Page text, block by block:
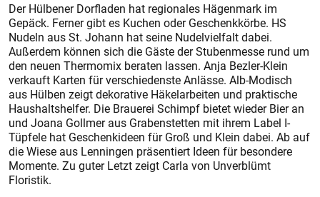
Der Hülbener Dorfladen hat regionales Hägenmark im
Gepäck. Ferner gibt es Kuchen oder Geschenkkörbe. HS
Nudeln aus St. Johann hat seine Nudelvielfalt dabei.
Außerdem können sich die Gäste der Stubenmesse rund um
den neuen Thermomix beraten lassen. Anja Bezler-Klein
verkauft Karten für verschiedenste Anlässe. Alb-Modisch
aus Hülben zeigt dekorative Häkelarbeiten und praktische
Haushaltshelfer. Die Brauerei Schimpf bietet wieder Bier an
und Joana Gollmer aus Grabenstet­ten mit ihrem Label I-
Tüpfele hat Geschenkideen für Groß und Klein dabei. Ab auf
die Wiese aus Lenningen präsentiert Ideen für besondere
Momente. Zu guter Letzt zeigt Carla von Unverblümt
Floristik.